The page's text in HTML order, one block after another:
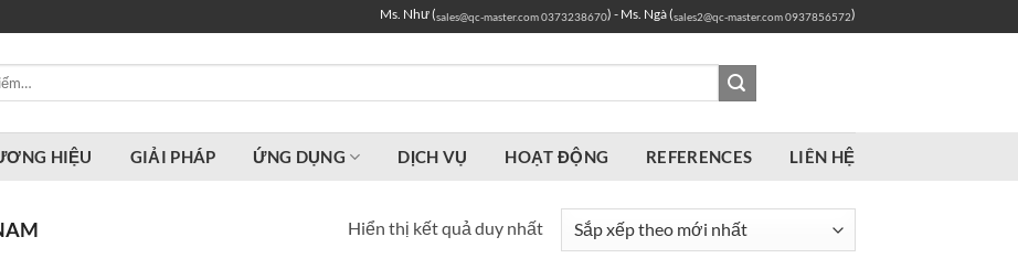
Ms. Như (sales@qc-master.com0373238670) - Ms. Ngà (sales2@qc-master.com0937856572)
HIỆU GIẢI PHÁP ỨNG DỤNG DỊCH VỤ HOẠT ĐỘNG REFERENCES LIÊN HỆ
Hiển thị kết quả duy nhất